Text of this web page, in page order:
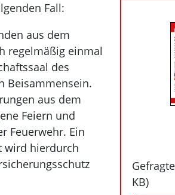
Fall:
aus dem
regelmäßig einmal
des
Beisammensein.
aus dem
Feiern und
Feuerwehr. Ein
wird hierdurch
KB)